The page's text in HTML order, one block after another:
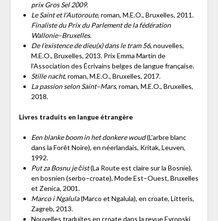
prix Gros Sel 2009.
Le Saint et l’Autoroute, roman, M.E.O., Bruxelles, 2011.
Finaliste du Prix du Parlement de la fédération
Wallonie–Bruxelles.
De l’existence de dieu(x) dans le tram 56, nouvelles,
M.E.O., Bruxelles, 2013. Prix Emma Martin de
l’Association des Écrivains belges de langue française.
Stille nacht, roman, M.E.O., Bruxelles, 2017.
La passion selon Saint–Mars, roman, M.E.O., Bruxelles,
2018.
Livres traduits en langue étrangère
Een blanke boom in het donkere woud(L’arbre blanc
dans la Forêt Noire), en néerlandais, Kritak, Leuven,
1992.
Put za Bosnu je čist(La Route est claire sur la Bosnie),
en bosnien (serbo–croate), Mode Est–Ouest, Bruxelles
et Zenica, 2001.
Marco i Ngalula(Marco et Ngalula), en croate, Litteris,
Zagreb, 2013.
Nouvelles traduites en croate dans la revue Evropski